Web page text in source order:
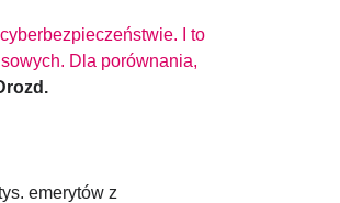
I to
Dla porównania,
emerytów z